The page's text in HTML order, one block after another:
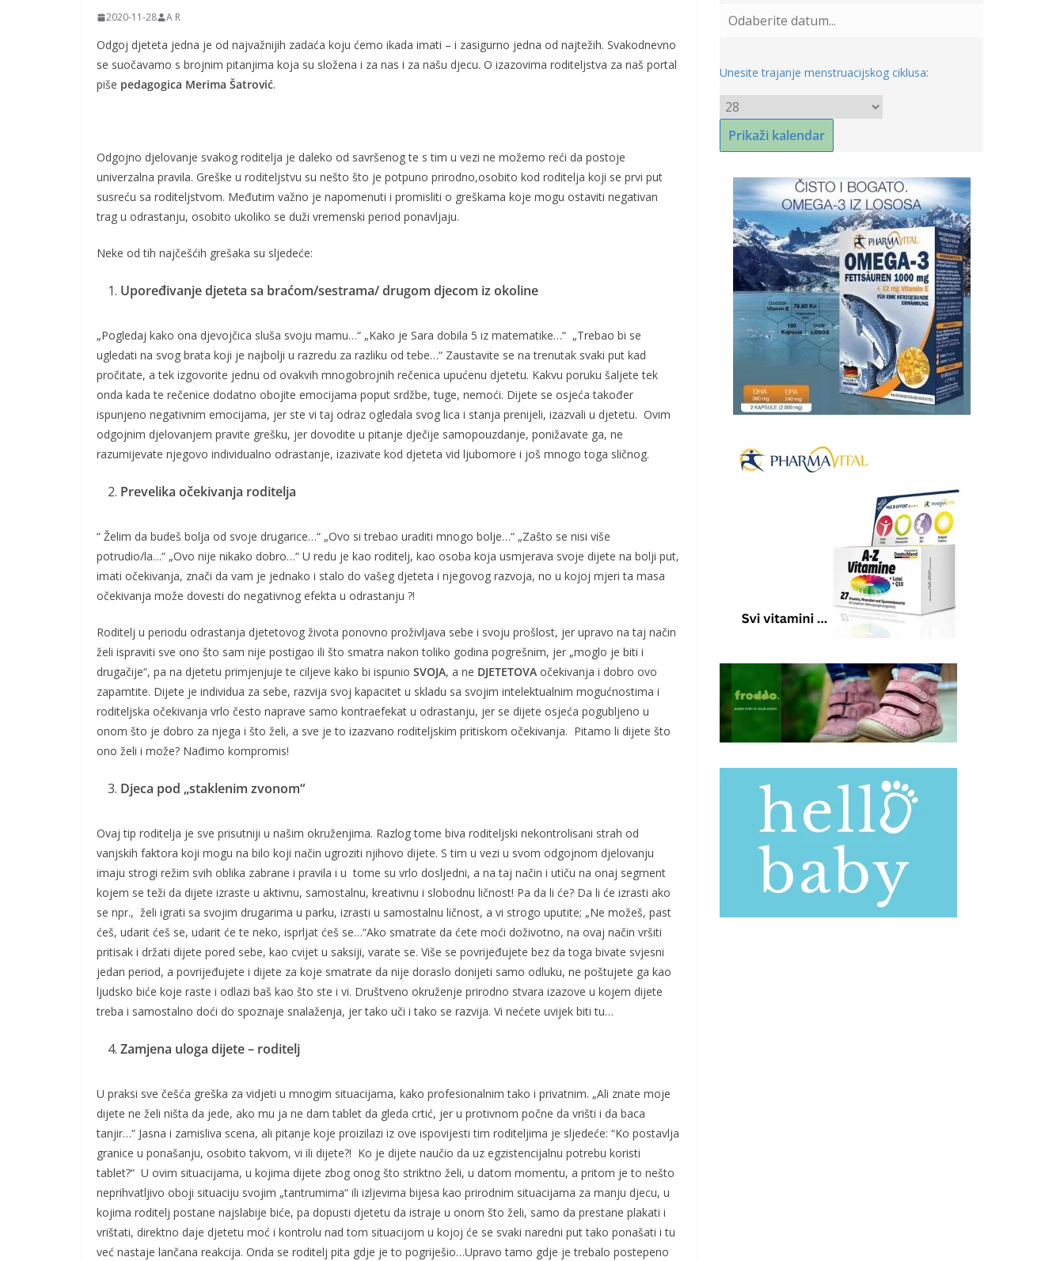
2020-11-28 A R
Odgoj djeteta jedna je od najvažnijih zadaća koju ćemo ikada imati – i zasigurno jedna od najtežih. Svakodnevno
se suočavamo s brojnim pitanjima koja su složena i za nas i za našu djecu. O izazovima roditeljstva za naš portal
piše pedagogica Merima Šatrović.
Odgojno djelovanje svakog roditelja je daleko od savršenog te s tim u vezi ne možemo reći da postoje
univerzalna pravila. Greške u roditeljstvu su nešto što je potpuno prirodno,osobito kod roditelja koji se prvi put
susreću sa roditeljstvom. Međutim važno je napomenuti i promisliti o greškama koje mogu ostaviti negativan
trag u odrastanju, osobito ukoliko se duži vremenski period ponavljaju.
Neke od tih najčešćih grešaka su sljedeće:
Upoređivanje djeteta sa braćom/sestrama/ drugom djecom iz okoline
„Pogledaj kako ona djevojčica sluša svoju mamu…“ „Kako je Sara dobila 5 iz matematike…“ „Trebao bi se
ugledati na svog brata koji je najbolji u razredu za razliku od tebe…“ Zaustavite se na trenutak svaki put kad
pročitate, a tek izgovorite jednu od ovakvih mnogobrojnih rečenica upućenu djetetu. Kakvu poruku šaljete tek
onda kada te rečenice dodatno obojite emocijama poput srdžbe, tuge, nemoći. Dijete se osjeća također
ispunjeno negativnim emocijama, jer ste vi taj odraz ogledala svog lica i stanja prenijeli, izazvali u djetetu. Ovim
odgojnim djelovanjem pravite grešku, jer dovodite u pitanje dječije samopouzdanje, ponižavate ga, ne
razumijevate njegovo individualno odrastanje, izazivate kod djeteta vid ljubomore i još mnogo toga sličnog.
Prevelika očekivanja roditelja
“ Želim da budeš bolja od svoje drugarice…“ „Ovo si trebao uraditi mnogo bolje…“ „Zašto se nisi više
potrudio/la…“ „Ovo nije nikako dobro…“ U redu je kao roditelj, kao osoba koja usmjerava svoje dijete na bolji put,
imati očekivanja, znači da vam je jednako i stalo do vašeg djeteta i njegovog razvoja, no u kojoj mjeri ta masa
očekivanja može dovesti do negativnog efekta u odrastanju ?!
Roditelj u periodu odrastanja djetetovog života ponovno proživljava sebe i svoju prošlost, jer upravo na taj način
želi ispraviti sve ono što sam nije postigao ili što smatra nakon toliko godina pogrešnim, jer „moglo je biti i
drugačije“, pa na djetetu primjenjuje te ciljeve kako bi ispunio SVOJA, a ne DJETETOVA očekivanja i dobro ovo
zapamtite. Dijete je individua za sebe, razvija svoj kapacitet u skladu sa svojim intelektualnim mogućnostima i
roditeljska očekivanja vrlo često naprave samo kontraefekat u odrastanju, jer se dijete osjeća pogubljeno u
onom što je dobro za njega i što želi, a sve je to izazvano roditeljskim pritiskom očekivanja. Pitamo li dijete što
ono želi i može? Nađimo kompromis!
Djeca pod „staklenim zvonom“
Ovaj tip roditelja je sve prisutniji u našim okruženjima. Razlog tome biva roditeljski nekontrolisani strah od
vanjskih faktora koji mogu na bilo koji način ugroziti njihovo dijete. S tim u vezi u svom odgojnom djelovanju
imaju strogi režim svih oblika zabrane i pravila i u tome su vrlo dosljedni, a na taj način i utiču na onaj segment
kojem se teži da dijete izraste u aktivnu, samostalnu, kreativnu i slobodnu ličnost! Pa da li će? Da li će izrasti ako
se npr., želi igrati sa svojim drugarima u parku, izrasti u samostalnu ličnost, a vi strogo uputite; „Ne možeš, past
ćeš, udarit ćeš se, udarit će te neko, isprljat ćeš se…“Ako smatrate da ćete moći doživotno, na ovaj način vršiti
pritisak i držati dijete pored sebe, kao cvijet u saksiji, varate se. Više se povrijeđujete bez da toga bivate svjesni
jedan period, a povrijeđujete i dijete za koje smatrate da nije doraslo donijeti samo odluku, ne poštujete ga kao
ljudsko biće koje raste i odlazi baš kao što ste i vi. Društveno okruženje prirodno stvara izazove u kojem dijete
treba i samostalno doći do spoznaje snalaženja, jer tako uči i tako se razvija. Vi nećete uvijek biti tu…
Zamjena uloga dijete – roditelj
U praksi sve češća greška za vidjeti u mnogim situacijama, kako profesionalnim tako i privatnim. „Ali znate moje
dijete ne želi ništa da jede, ako mu ja ne dam tablet da gleda crtić, jer u protivnom počne da vrišti i da baca
tanjir…“ Jasna i zamisliva scena, ali pitanje koje proizilazi iz ove ispovijesti tim roditeljima je sljedeće: “Ko postavlja
granice u ponašanju, osobito takvom, vi ili dijete?! Ko je dijete naučio da uz egzistencijalnu potrebu koristi
tablet?“ U ovim situacijama, u kojima dijete zbog onog što striktno želi, u datom momentu, a pritom je to nešto
neprihvatljivo oboji situaciju svojim „tantrumima“ ili izljevima bijesa kao prirodnim situacijama za manju djecu, u
kojima roditelj postane najslabije biće, pa dopusti djetetu da istraje u onom što želi, samo da prestane plakati i
vrištati, direktno daje djetetu moć i kontrolu nad tom situacijom u kojoj će se svaki naredni put tako ponašati i tu
već nastaje lančana reakcija. Onda se roditelj pita gdje je to pogriješio…Upravo tamo gdje je trebalo postepeno
Unesite trajanje menstruacijskog ciklusa: